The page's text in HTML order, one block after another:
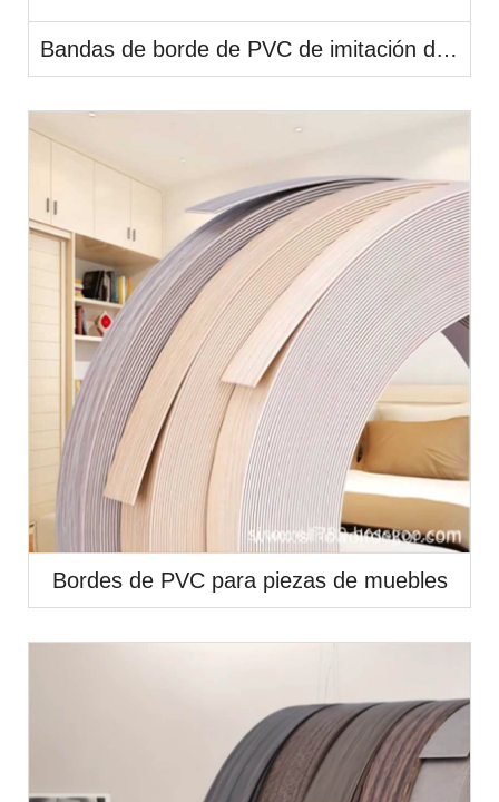
Bandas de borde de PVC de imitación de madera de alta calidad
Bordes de PVC para piezas de muebles